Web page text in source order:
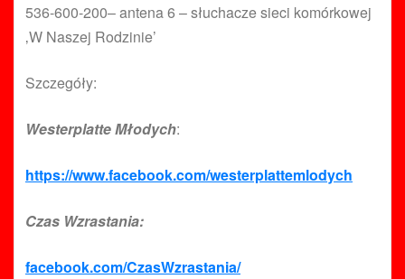
536-600-200– antena 6 – słuchacze sieci komórkowej
‚W Naszej Rodzinie’
Szczegóły:
Westerplatte Młodych:
https://www.facebook.com/westerplattemlodych
Czas Wzrastania:
facebook.com/CzasWzrastania/